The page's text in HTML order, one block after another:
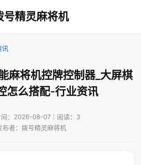
号精灵麻将机
麻将机控牌控制器_大屏棋
怎么搭配-行业资讯
间：2026-08-07｜阅读：3
布者：拨号精灵麻将机